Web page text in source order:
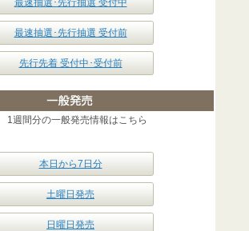
最速抽選･先行抽選 受付前
先行先着 受付中･受付前
1週間分の一般発売情報はこちら
本日から7日分
土曜日発売
日曜日発売